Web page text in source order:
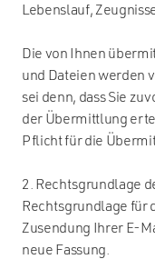
Lebenslauf,
Die von Ihnen
und Dateien werden
sei denn, dass Sie
der Übermittlung
Pflicht für die
2. Rechtsgrundlage
Rechtsgrundlage für
Zusendung Ihrer E-
neue Fassung.